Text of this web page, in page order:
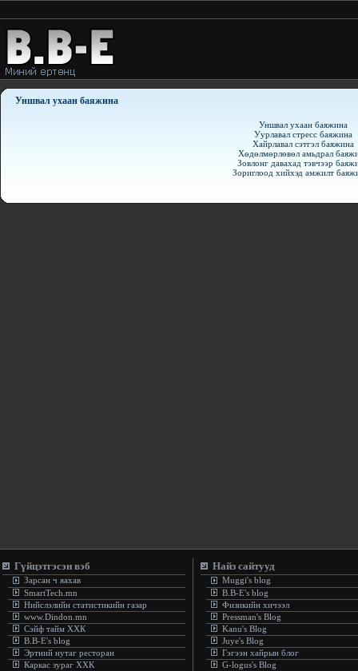
Уншвал ухаан баяжина
Уншвал ухаан баяжина
Уурлавал стресс баяжина
Хайрлавал сэтгэл баяжина
Хөдөлмөрлөвөл амьдрал
Зовлонг давахад тэвчээр
Зориглоод хийхэд амжилт
Гүйцэтгэсэн вэб
Зарсан ч яахав
SmartTech.mn
Нийслэлийн статистикийн газар
www.Dindon.mn
Сэйф тайм ХХК
B.B-E's blog
Эртний нутаг ресторан
Каркас зураг ХХК
Найз сайтууд
Muggi's blog
B.B-E's blog
Физикийн хичээл
Pressman's Blog
Kanu's Blog
Juye's Blog
Гэгээн хайрын блог
G-logus's Blog